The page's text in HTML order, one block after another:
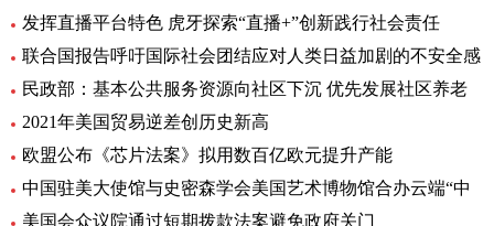
发挥直播平台特色 虎牙探索“直播+”创新践行社会责任
联合国报告呼吁国际社会团结应对人类日益加剧的不安全感
民政部：基本公共服务资源向社区下沉 优先发展社区养老
2021年美国贸易逆差创历史新高
欧盟公布《芯片法案》拟用数百亿欧元提升产能
中国驻美大使馆与史密森学会美国艺术博物馆合办云端“中
美国会众议院通过短期拨款法案避免政府关门